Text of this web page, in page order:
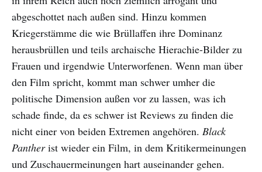
abgeschottet nach außen sind. Hinzu kommen
Kriegerstämme die wie Brüllaffen ihre Dominanz
herausbrüllen und teils archaische Hierachie-Bilder zu
Frauen und irgendwie Unterworfenen. Wenn man über
den Film spricht, kommt man schwer umher die
politische Dimension außen vor zu lassen, was ich
schade finde, da es schwer ist Reviews zu finden die
nicht einer von beiden Extremen angehören. Black
Pantherist wieder ein Film, in dem Kritikermeinungen
und Zuschauermeinungen hart auseinander gehen.